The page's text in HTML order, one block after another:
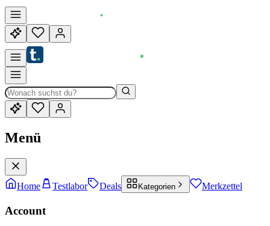
Menü
Home Testlabor Deals Kategorien Merkzettel
Account